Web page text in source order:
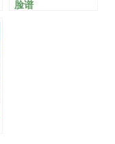
脸谱